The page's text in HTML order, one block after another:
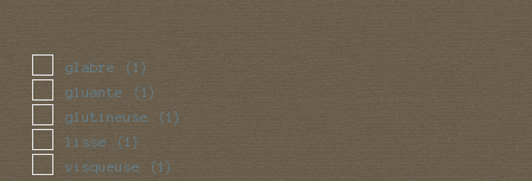
glabre (1)
gluante (1)
glutineuse (1)
lisse (1)
visqueuse (1)